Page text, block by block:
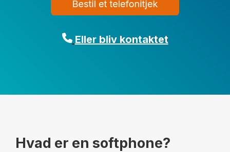
Eller bliv kontaktet
Hvad er en softphone?